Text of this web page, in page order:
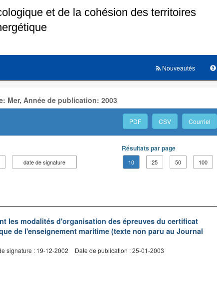
Nouveautés
Mer, Année de publication: 2003
PDF CSV Courriel
date de signature
Résultats par page
10 25 50 100
les modalités d'organisation des épreuves du certificat
de l'enseignement maritime (texte non paru au Journal
signature : 19-12-2002 Date de publication : 25-01-2003